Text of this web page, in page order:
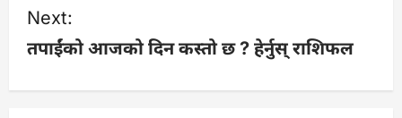
s
t
n
Next:
तपाईंको आजको दिन कस्तो छ ? हेर्नुस् राशिफल